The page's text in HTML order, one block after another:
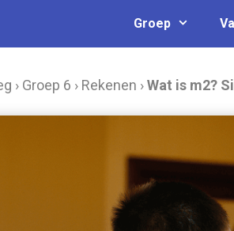
Groep
› Groep 6 › Rekenen ›Wat is m2?